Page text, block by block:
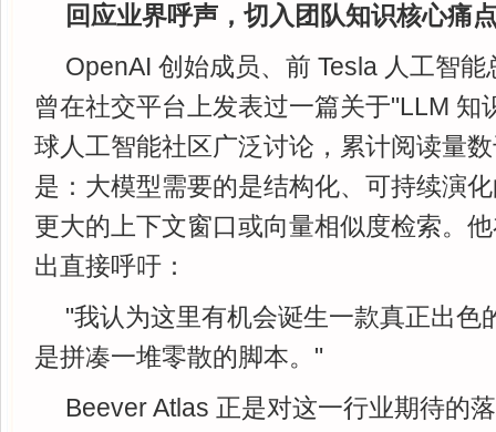
回应业界呼声，切入团队知识核心痛
OpenAI 创始成员、前 Tesla 人工智
曾在社交平台上发表过一篇关于"LLM 知
球人工智能社区广泛讨论，累计阅读量
是：大模型需要的是结构化、可持续演
更大的上下文窗口或向量相似度检索。
出直接呼吁：
"我认为这里有机会诞生一款真正出色
是拼凑一堆零散的脚本。"
Beever Atlas 正是对这一行业期待